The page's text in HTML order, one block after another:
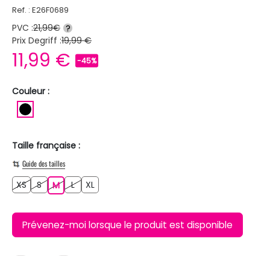
Ref. : E26F0689
PVC :21,99€ ?
Prix Degriff :19,99 €
11,99 € -45%
Couleur :
Taille française :
Guide des tailles
XSXSSS MM LL XL
Prévenez-moi lorsque le produit est disponible